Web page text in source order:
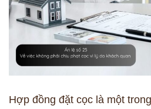
Hợp đồng đặt cọc là một